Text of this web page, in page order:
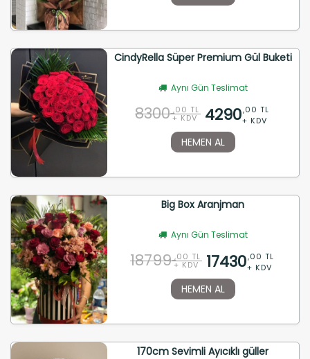
CindyRella Süper Premium Gül Buketi
Aynı Gün Teslimat
8300 ,00 TL
+ KDV 4290,00 TL
+ KDV
HEMEN AL
Big Box Aranjman
Aynı Gün Teslimat
18799 ,00 TL
+ KDV 17430,00 TL
+ KDV
HEMEN AL
170cm Sevimli Ayıcıklı güller